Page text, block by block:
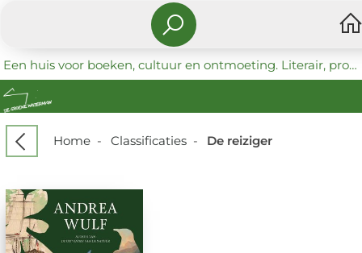
Een huis voor boeken, cultuur en ontmoeting. Literair, progressief en coöperatief.
Home- Classificaties- De reiziger